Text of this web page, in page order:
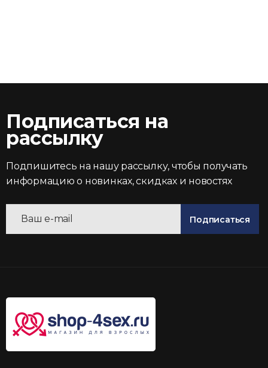
Подписаться на
рассылку
Подпишитесь на нашу рассылку, чтобы получать
информацию о новинках, скидках и новостях
Подписаться